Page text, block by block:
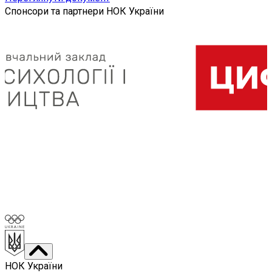
Спонсори та партнери НОК України
НОК України